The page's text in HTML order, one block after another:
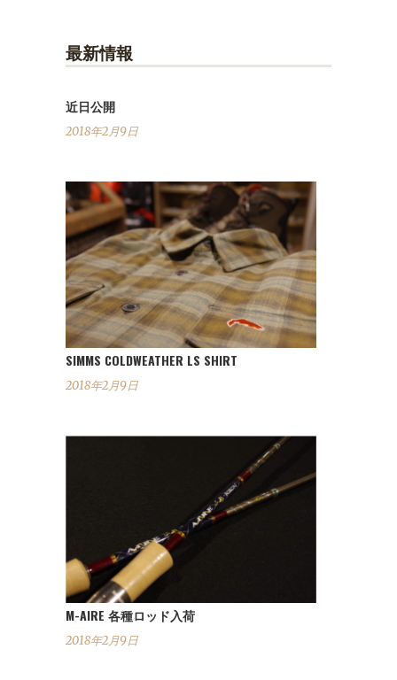
最新情報
近日公開
2018年2月9日
SIMMS COLDWEATHER LS SHIRT
2018年2月9日
M-AIRE 各種ロッド入荷
2018年2月9日